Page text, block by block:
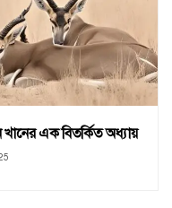
এক বিতর্কিত অধ্যায়